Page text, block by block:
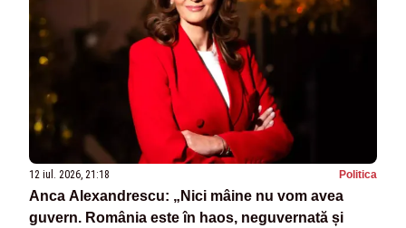
12 iul. 2026, 21:18 Politica
Anca Alexandrescu: „Nici mâine nu vom avea
guvern. România este în haos, neguvernată și